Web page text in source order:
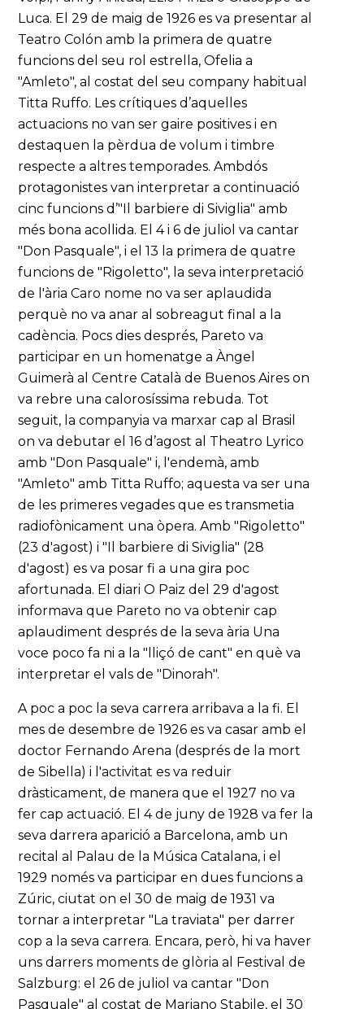
Luca. El 29 de maig de 1926 es va presentar al
Teatro Colón amb la primera de quatre
funcions del seu rol estrella, Ofelia a
"Amleto", al costat del seu company habitual
Titta Ruffo. Les crítiques d’aquelles
actuacions no van ser gaire positives i en
destaquen la pèrdua de volum i timbre
respecte a altres temporades. Ambdós
protagonistes van interpretar a continuació
cinc funcions d’"Il barbiere di Siviglia" amb
més bona acollida. El 4 i 6 de juliol va cantar
"Don Pasquale", i el 13 la primera de quatre
funcions de "Rigoletto", la seva interpretació
de l'ària Caro nome no va ser aplaudida
perquè no va anar al sobreagut final a la
cadència. Pocs dies després, Pareto va
participar en un homenatge a Àngel
Guimerà al Centre Català de Buenos Aires on
va rebre una calorosíssima rebuda. Tot
seguit, la companyia va marxar cap al Brasil
on va debutar el 16 d’agost al Theatro Lyrico
amb "Don Pasquale" i, l'endemà, amb
"Amleto" amb Titta Ruffo; aquesta va ser una
de les primeres vegades que es transmetia
radiofònicament una òpera. Amb "Rigoletto"
(23 d'agost) i "Il barbiere di Siviglia" (28
d'agost) es va posar fi a una gira poc
afortunada. El diari O Paiz del 29 d'agost
informava que Pareto no va obtenir cap
aplaudiment després de la seva ària Una
voce poco fa ni a la "lliçó de cant" en què va
interpretar el vals de "Dinorah".
A poc a poc la seva carrera arribava a la fi. El
mes de desembre de 1926 es va casar amb el
doctor Fernando Arena (després de la mort
de Sibella) i l'activitat es va reduir
dràsticament, de manera que el 1927 no va
fer cap actuació. El 4 de juny de 1928 va fer la
seva darrera aparició a Barcelona, amb un
recital al Palau de la Música Catalana, i el
1929 només va participar en dues funcions a
Zúric, ciutat on el 30 de maig de 1931 va
tornar a interpretar "La traviata" per darrer
cop a la seva carrera. Encara, però, hi va haver
uns darrers moments de glòria al Festival de
Salzburg: el 26 de juliol va cantar "Don
Pasquale" al costat de Mariano Stabile, el 30